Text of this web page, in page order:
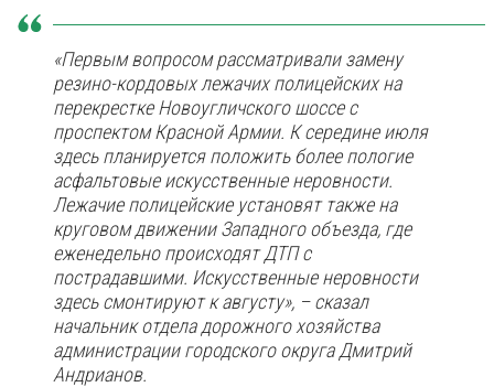
«Первым вопросом рассматривали замену
резино-кордовых лежачих полицейских на
перекрестке Новоугличского шоссе с
проспектом Красной Армии. К середине июля
здесь планируется положить более пологие
асфальтовые искусственные неровности.
Лежачие полицейские установят также на
круговом движении Западного объезда, где
еженедельно происходят ДТП с
пострадавшими. Искусственные неровности
здесь смонтируют к августу», – сказал
начальник отдела дорожного хозяйства
администрации городского округа Дмитрий
Андрианов.